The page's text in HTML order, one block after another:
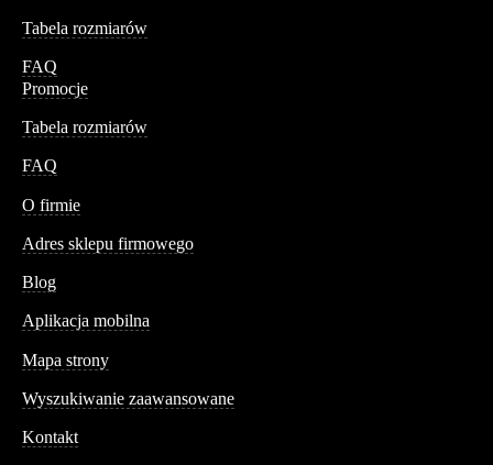
Tabela rozmiarów
FAQ
Promocje
Tabela rozmiarów
FAQ
O firmie
Adres sklepu firmowego
Blog
Aplikacja mobilna
Mapa strony
Wyszukiwanie zaawansowane
Kontakt